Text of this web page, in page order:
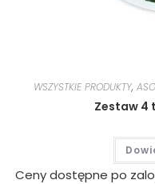
WSZYSTKIE PRODUKTY,
Zestaw 4
Ceny dostępne po